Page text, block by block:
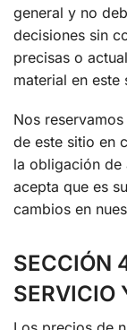
general y no
decisiones sin
precisas o
material en
Nos
de este sitio en
la obligación de
acepta que es
cambios en
SECCIÓN
SERVICIO